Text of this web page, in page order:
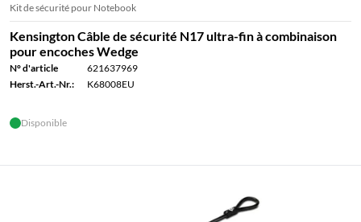
Kit de sécurité pour Notebook
Kensington Câble de sécurité N17 ultra-fin à combinaison
pour encoches Wedge
N° d'article
621637969
Herst.-Art.-Nr.:
K68008EU
Disponible